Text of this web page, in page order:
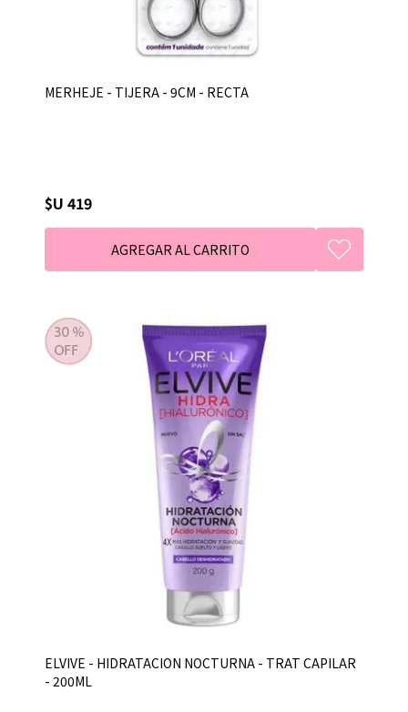
MERHEJE - TIJERA - 9CM - RECTA
$U 419
ELVIVE - HIDRATACION NOCTURNA - TRAT CAPILAR
- 200ML